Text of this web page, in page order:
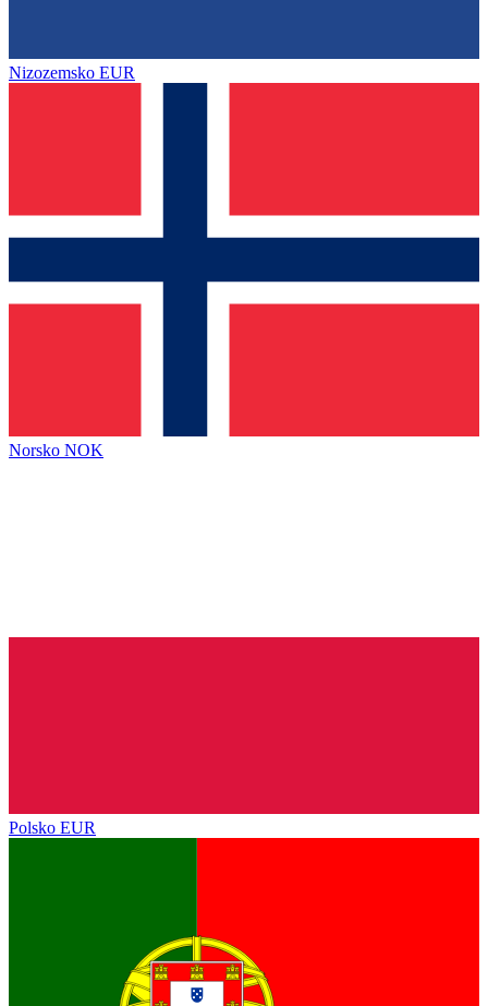
Nizozemsko EUR
Norsko NOK
Polsko EUR